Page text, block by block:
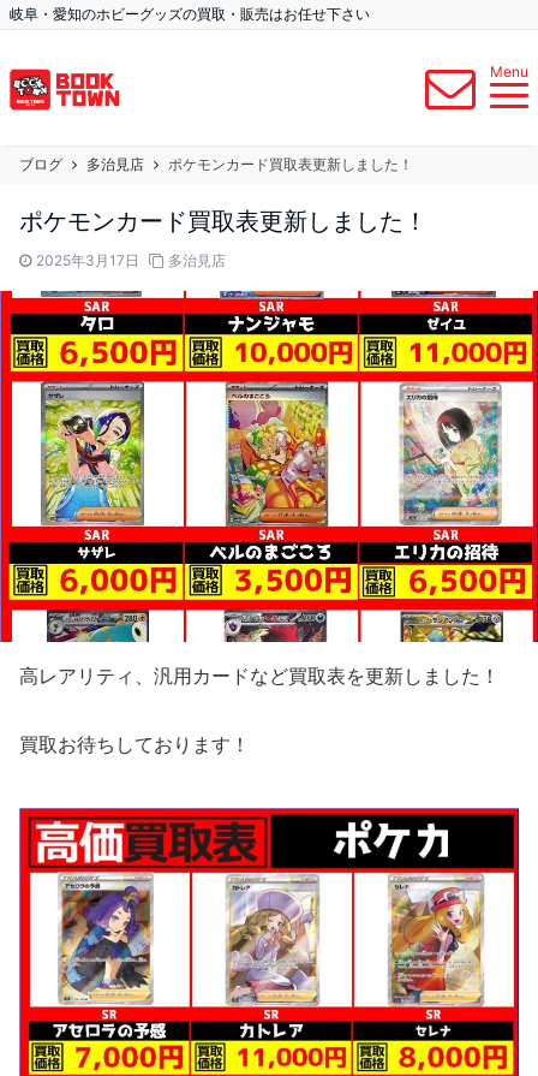
岐阜・愛知のホビーグッズの買取・販売はお任せ下さい
Menu
ブログ 多治見店 ポケモンカード買取表更新しました！
ポケモンカード買取表更新しました！
2025年3月17日 多治見店
高レアリティ、汎用カードなど買取表を更新しました！
買取お待ちしております！